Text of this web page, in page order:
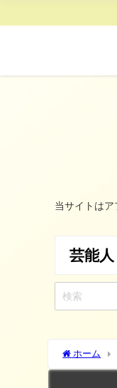
当サイトは
芸能
ホーム